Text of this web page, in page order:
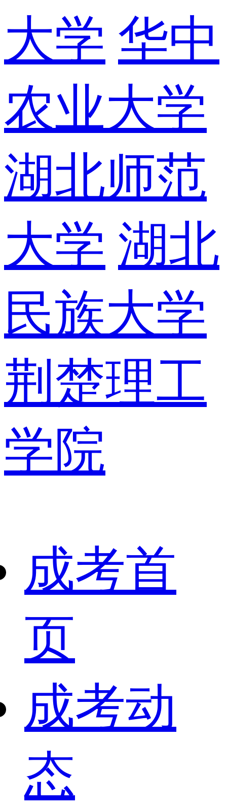
大学 华中
农业大学
湖北师范
大学 湖北
民族大学
荆楚理工
学院
成考首
页
成考动
态